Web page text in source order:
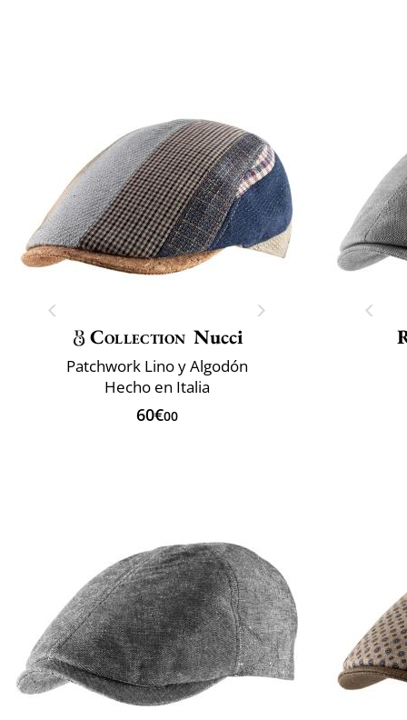
Collection Nucci
Patchwork Lino y Algodón
Hecho en Italia
60€00